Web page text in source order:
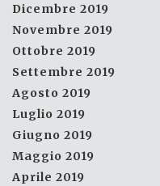
Dicembre 2019
Novembre 2019
Ottobre 2019
Settembre 2019
Agosto 2019
Luglio 2019
Giugno 2019
Maggio 2019
Aprile 2019